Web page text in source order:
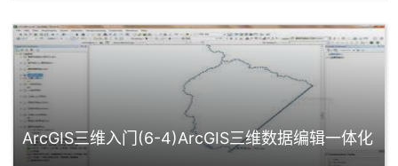
ArcGIS三维入门(6-4)ArcGIS三维数据编辑一体化